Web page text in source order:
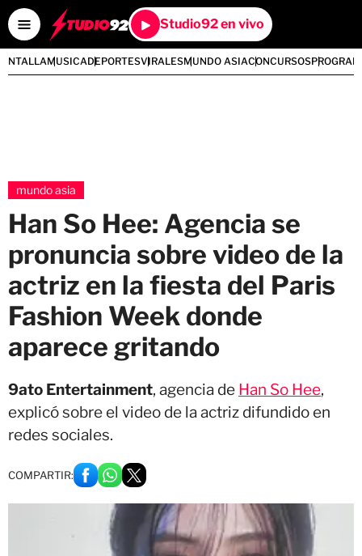
Studio92 en vivo
MUSICADEPORTESVIRALESMUNDO ASIACONCURSOS
mundo asia
Han So Hee: Agencia se
pronuncia sobre video de la
actriz en la fiesta del Paris
Fashion Week donde
aparece gritando
9ato Entertainment, agencia de Han So Hee,
explicó sobre el video de la actriz difundido en
redes sociales.
COMPARTIR: